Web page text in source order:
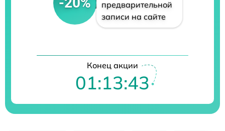
предварительной
записи на сайте
Конец акции
01:13:42